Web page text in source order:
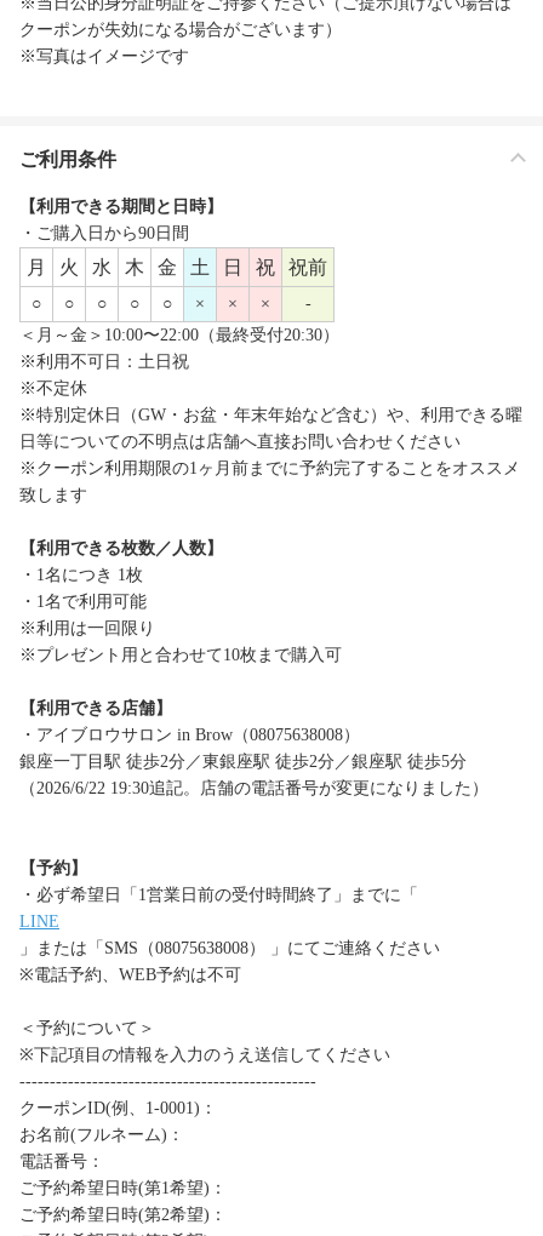
クーポンが失効になる場合がございます）
※写真はイメージです
ご利用条件
【利用できる期間と日時】
・ご購入日から90日間
月 火 水 木 金 土 日 祝 祝前
○ ○ ○ ○ ○ × × ×
-
＜月～金＞10:00〜22:00（最終受付20:30）
※利用不可日：土日祝
※不定休
※特別定休日（GW・お盆・年末年始など含む）や、利用できる曜
日等についての不明点は店舗へ直接お問い合わせください
※クーポン利用期限の1ヶ月前までに予約完了することをオススメ
致します
【利用できる枚数／人数】
・1名につき 1枚
・1名で利用可能
※利用は一回限り
※プレゼント用と合わせて10枚まで購入可
【利用できる店舗】
・アイブロウサロン in Brow（08075638008）
銀座一丁目駅 徒歩2分／東銀座駅 徒歩2分／銀座駅 徒歩5分
（2026/6/22 19:30追記。店舗の電話番号が変更になりました）
【予約】
・必ず希望日「1営業日前の受付時間終了」までに「
LINE
」または「SMS（08075638008） 」にてご連絡ください
※電話予約、WEB予約は不可
＜予約について＞
※下記項目の情報を入力のうえ送信してください
-------------------------------------------------
クーポンID(例、1-0001)：
お名前(フルネーム)：
電話番号：
ご予約希望日時(第1希望)：
ご予約希望日時(第2希望)：